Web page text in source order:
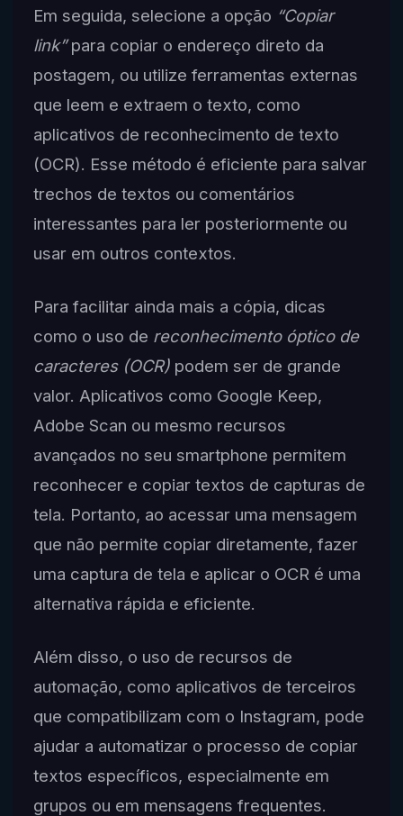
Em seguida, selecione a opção “Copiar
link”para copiar o endereço direto da
postagem, ou utilize ferramentas externas
que leem e extraem o texto, como
aplicativos de reconhecimento de texto
(OCR). Esse método é eficiente para salvar
trechos de textos ou comentários
interessantes para ler posteriormente ou
usar em outros contextos.
Para facilitar ainda mais a cópia, dicas
como o uso de reconhecimento óptico de
caracteres (OCR)podem ser de grande
valor. Aplicativos como Google Keep,
Adobe Scan ou mesmo recursos
avançados no seu smartphone permitem
reconhecer e copiar textos de capturas de
tela. Portanto, ao acessar uma mensagem
que não permite copiar diretamente, fazer
uma captura de tela e aplicar o OCR é uma
alternativa rápida e eficiente.
Além disso, o uso de recursos de
automação, como aplicativos de terceiros
que compatibilizam com o Instagram, pode
ajudar a automatizar o processo de copiar
textos específicos, especialmente em
grupos ou em mensagens frequentes.